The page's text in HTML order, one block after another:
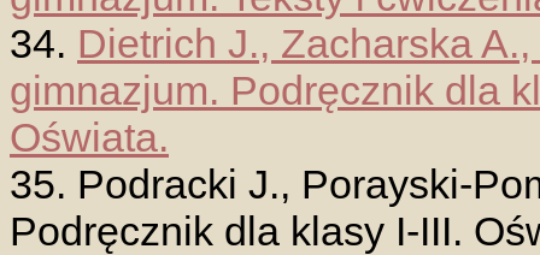
34. Dietrich J., Zacharska
gimnazjum. Podręcznik dla
Oświata.
35. Podracki J., Porayski-
Podręcznik dla klasy I-III.